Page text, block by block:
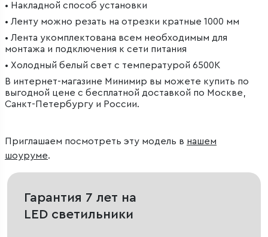
• Накладной способ установки
• Ленту можно резать на отрезки кратные 1000 мм
• Лента укомплектована всем необходимым для
монтажа и подключения к сети питания
• Холодный белый свет с температурой 6500К
В интернет-магазине Минимир вы можете купить по
выгодной цене с бесплатной доставкой по Москве,
Санкт-Петербургу и России.
Приглашаем посмотреть эту модель в нашем
шоуруме.
Гарантия 7 лет на
LED светильники